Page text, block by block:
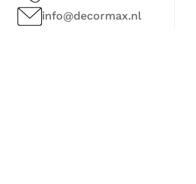
info@decormax.nl